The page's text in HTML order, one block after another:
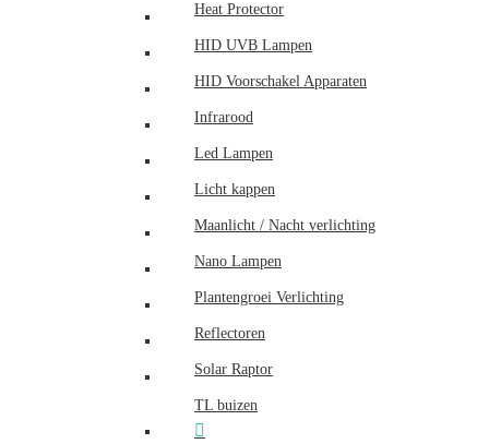
Heat Protector
HID UVB Lampen
HID Voorschakel Apparaten
Infrarood
Led Lampen
Licht kappen
Maanlicht / Nacht verlichting
Nano Lampen
Plantengroei Verlichting
Reflectoren
Solar Raptor
TL buizen